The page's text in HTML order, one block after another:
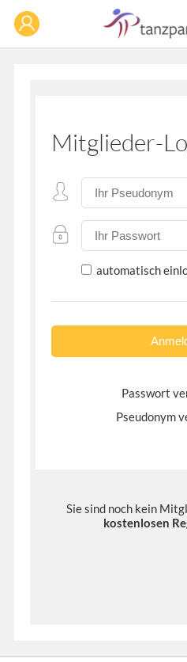
Mitglieder-
automatisch
Passwort
Pseudonym
Sie sind noch kein
kostenlosen